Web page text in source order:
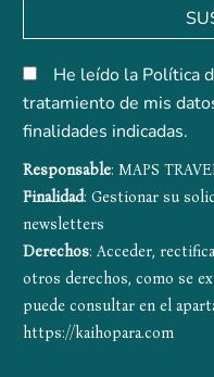
He leído la Política
tratamiento de mis
finalidades indicadas.
Responsable: MAPS
Finalidad: Gestionar su
newsletters
Derechos: Acceder,
otros derechos, como se
puede consultar en el
https://kaihopara.com